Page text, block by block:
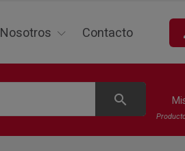
Nosotros Contacto
search